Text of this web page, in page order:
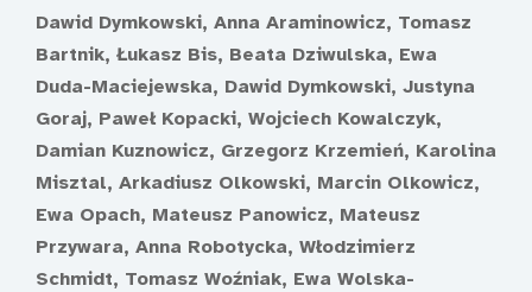
Dawid Dymkowski, Anna Araminowicz, Tomasz
Bartnik, Łukasz Bis, Beata Dziwulska, Ewa
Duda-Maciejewska, Dawid Dymkowski, Justyna
Goraj, Paweł Kopacki, Wojciech Kowalczyk,
Damian Kuznowicz, Grzegorz Krzemień, Karolina
Misztal, Arkadiusz Olkowski, Marcin Olkowicz,
Ewa Opach, Mateusz Panowicz, Mateusz
Przywara, Anna Robotycka, Włodzimierz
Schmidt, Tomasz Woźniak, Ewa Wolska-